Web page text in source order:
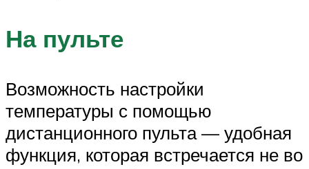
На пульте
Возможность настройки
температуры с помощью
дистанционного пульта — удобная
функция, которая встречается не во